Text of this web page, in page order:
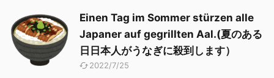
Einen Tag im Sommer stürzen alle
Japaner auf gegrillten Aal.(夏のある
日日本人がうなぎに殺到します）
2022/7/25